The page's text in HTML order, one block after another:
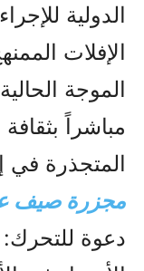
الدولية
الإفلات
الموجة
مباشراً
المتجذرة في
مجزرة صیف عام
دعوة